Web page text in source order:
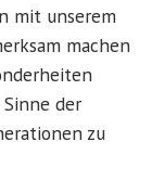
mit unserem
machen
der
zu